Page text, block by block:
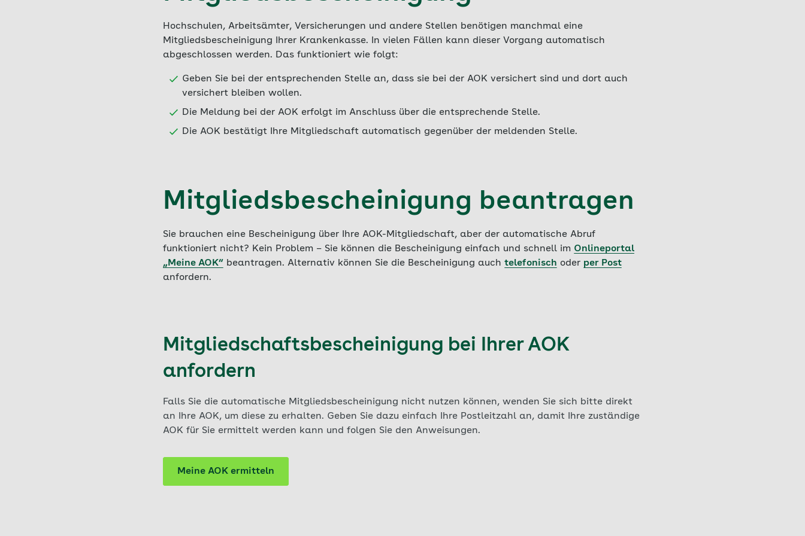
Hochschulen, Arbeitsämter, Versicherungen und andere Stellen benötigen manchmal eine
Mitgliedsbescheinigung Ihrer Krankenkasse. In vielen Fällen kann dieser Vorgang automatisch
abgeschlossen werden. Das funktioniert wie folgt:
Geben Sie bei der entsprechenden Stelle an, dass sie bei der AOK versichert sind und dort auch
versichert bleiben wollen.
Die Meldung bei der AOK erfolgt im Anschluss über die entsprechende Stelle.
Die AOK bestätigt Ihre Mitgliedschaft automatisch gegenüber der meldenden Stelle.
Mitgliedsbescheinigung beantragen
Sie brauchen eine Bescheinigung über Ihre AOK-Mitgliedschaft, aber der automatische Abruf
funktioniert nicht? Kein Problem – Sie können die Bescheinigung einfach und schnell im Onlineportal
„Meine AOK“ beantragen. Alternativ können Sie die Bescheinigung auch telefonisch oder per Post
anfordern.
Mitgliedschaftsbescheinigung bei Ihrer AOK
anfordern
Falls Sie die automatische Mitgliedsbescheinigung nicht nutzen können, wenden Sie sich bitte direkt
an Ihre AOK, um diese zu erhalten. Geben Sie dazu einfach Ihre Postleitzahl an, damit Ihre zuständige
AOK für Sie ermittelt werden kann und folgen Sie den Anweisungen.
Meine AOK ermitteln